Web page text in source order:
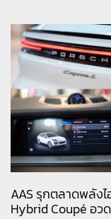
AAS รุกตลาดพลัง
Hybrid Coupé อว